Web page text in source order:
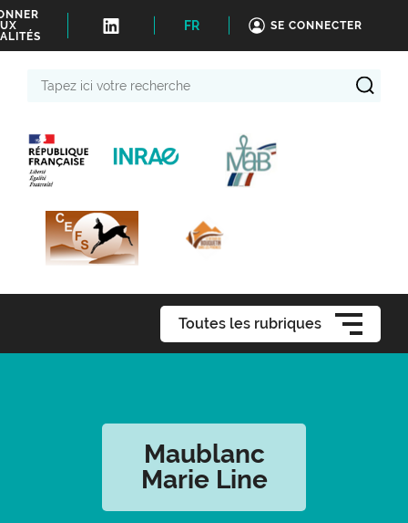
FR SE CONNECTER
Toutes les rubriques
Maublanc
Marie Line